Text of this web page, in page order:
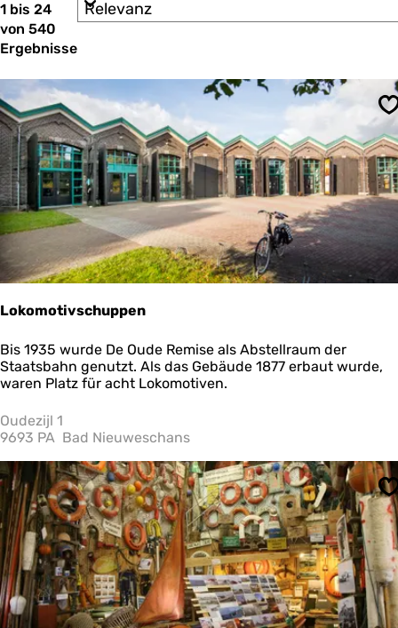
ö
c
h
t
e
s
t
d
u
u
n
t
r
n
e
h
m
e
n
?
r
e
n
a
c
h
:
1 bis 24
von 540
Ergebnisse
S
r
t
r
e
n
n
a
c
h
Lokomotivschuppen
L
o
k
m
o
i
v
h
u
p
p
e
n
Bis 1935 wurde De Oude Remise als Abstellraum der
Staatsbahn genutzt. Als das Gebäude 1877 erbaut wurde,
waren Platz für acht Lokomotiven.
Oudezijl 1
9693 PA Bad Nieuweschans